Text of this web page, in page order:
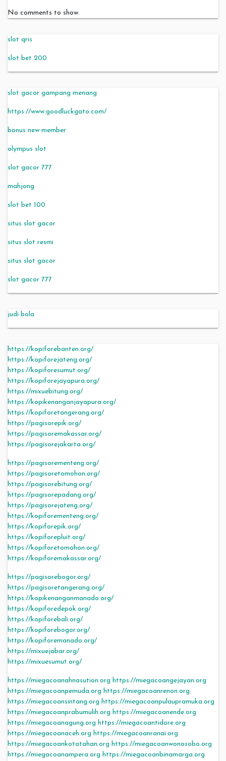
No comments to show.
slot qris
slot bet 200
slot gacor gampang menang
https://www.goodluckgato.com/
bonus new member
olympus slot
slot gacor 777
mahjong
slot bet 100
situs slot gacor
situs slot resmi
situs slot gacor
slot gacor 777
judi bola
https://kopiforebanten.org/
https://kopiforejateng.org/
https://kopiforesumut.org/
https://kopiforejayapura.org/
https://mixuebitung.org/
https://kopikenanganjayapura.org/
https://kopiforetangerang.org/
https://pagisorepik.org/
https://pagisoremakassar.org/
https://pagisorejakarta.org/
https://pagisorementeng.org/
https://pagisoretomohon.org/
https://pagisorebitung.org/
https://pagisorepadang.org/
https://pagisorejateng.org/
https://kopiforementeng.org/
https://kopiforepik.org/
https://kopiforepluit.org/
https://kopiforetomohon.org/
https://kopiforemakassar.org/
https://pagisorebogor.org/
https://pagisoretangerang.org/
https://kopikenanganmanado.org/
https://kopiforedepok.org/
https://kopiforebali.org/
https://kopiforebogor.org/
https://kopiforemanado.org/
https://mixuejabar.org/
https://mixuesumut.org/
https://miegacoanahnasution.org https://miegacoangejayan.org
https://miegacoanpemuda.org https://miegacoanrenon.org
https://miegacoansintang.org https://miegacoanpulaupramuka.org
https://miegacoanprabumulih.org https://miegacoanende.org
https://miegacoanagung.org https://miegacoantidore.org
https://miegacoanaceh.org https://miegacoanranai.org
https://miegacoankotatahan.org https://miegacoanwonosobo.org
https://miegacoanampera.org https://miegacoanbinamarga.org